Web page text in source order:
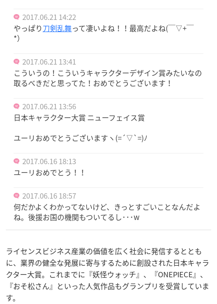
2017.06.21 14:22
やっぱり刀剣乱舞って凄いよね！！最高だよね(￣▽+￣
*）
2017.06.21 13:41
こういうの！こういうキャラクターデザイン賞みたいなの
取るべきだと思ってた！おめでとうございます！
2017.06.21 13:56
日本キャラクター大賞 ニューフェイス賞
ユーリおめでとうございますヽ(=´▽`=)ﾉ
2017.06.16 18:13
ユーリおめでとう！！
2017.06.16 18:57
何だかよくわかってないけど、きっとすごいことなんだよ
ね。後援お国の機関もついてるし･･･w
ライセンスビジネス産業の価値を広く社会に発信するととも
に、業界の健全な発展に寄与するために創設された日本キャラ
クター大賞。これまでに『妖怪ウォッチ』、『ONEPIECE』、
『おそ松さん』といった人気作品もグランプリを受賞していま
す。